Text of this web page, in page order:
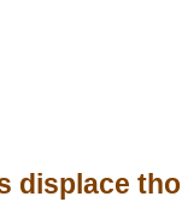
displace